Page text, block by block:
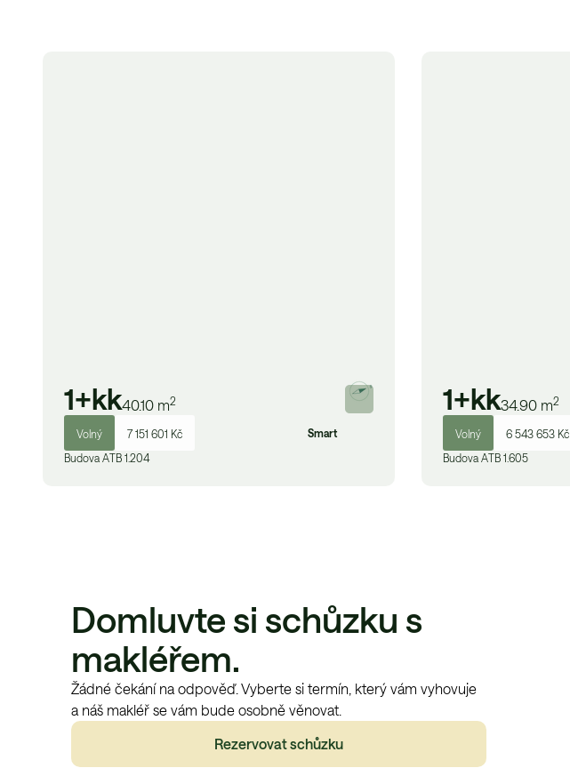
1+kk40.10 m2
Volný 7 151 601 Kč
Smart
Budova ATB 1.204
1+kk34.90 m2
Volný 6 543 653 Kč
Budova ATB 1.605
Domluvte si schůzku s
makléřem.
Žádné čekání na odpověď. Vyberte si termín, který vám vyhovuje
a náš makléř se vám bude osobně věnovat.
Rezervovat schůzku